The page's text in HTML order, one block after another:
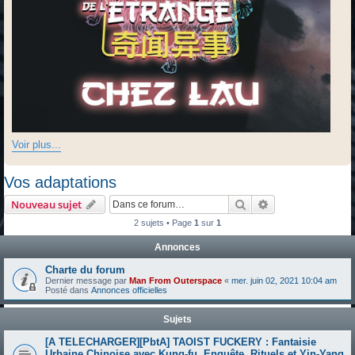
Voir plus...
Vos adaptations
Nouveau sujet RechercherRecherche
2 sujets • Page 1 sur 1
Annonces
Charte du forum
Dernier message par Man From Outerspace « mer. juin 02, 2021 10:04 am
Posté dans Annonces officielles
Sujets
[A TELECHARGER][PbtA] TAOIST FUCKERY : Fantaisie